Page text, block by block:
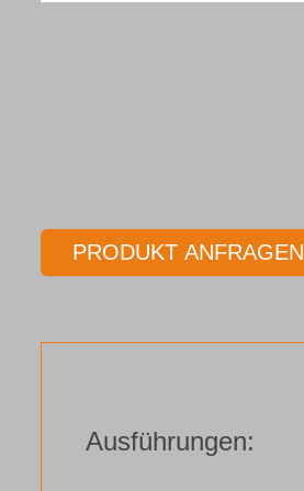
PRODUKT ANFRAGEN
Ausführungen: